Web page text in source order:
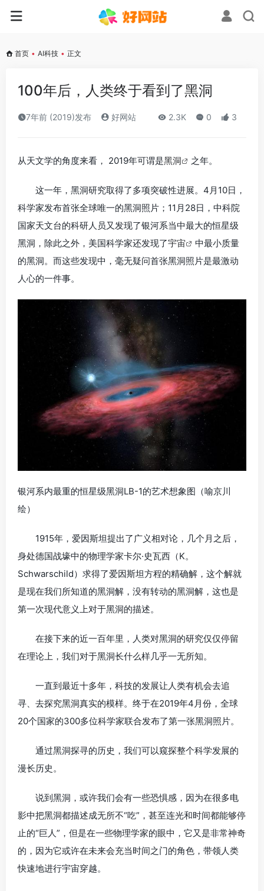
首页 • AI科技 • 正文
100年后，人类终于看到了黑洞
7年前 (2019)发布 好网站 2.3K 0 3
从天文学的角度来看， 2019年可谓是黑洞 之年。
这一年，黑洞研究取得了多项突破性进展。4月10日，
科学家发布首张全球唯一的黑洞照片；11月28日，中科院
国家天文台的科研人员又发现了银河系当中最大的恒星级
黑洞，除此之外，美国科学家还发现了宇宙
中最小质量
的黑洞。而这些发现中，毫无疑问首张黑洞照片是最激动
人心的一件事。
银河系内最重的恒星级黑洞LB-1的艺术想象图（喻京川
绘）
1915年，爱因斯坦提出了广义相对论，几个月之后，
身处德国战壕中的物理学家卡尔·史瓦西（K。
Schwarschild）求得了爱因斯坦方程的精确解，这个解就
是现在我们所知道的黑洞解，没有转动的黑洞解，这也是
第一次现代意义上对于黑洞的描述。
在接下来的近一百年里，人类对黑洞的研究仅仅停留
在理论上，我们对于黑洞长什么样几乎一无所知。
一直到最近十多年，科技的发展让人类有机会去追
寻、去探究黑洞真实的模样。终于在2019年4月份，全球
20个国家的300多位科学家联合发布了第一张黑洞照片。
通过黑洞探寻的历史，我们可以窥探整个科学发展的
漫长历史。
说到黑洞，或许我们会有一些恐惧感，因为在很多电
影中把黑洞都描述成无所不“吃”，甚至连光和时间都能够停
止的“巨人”，但是在一些物理学家的眼中，它又是非常神奇
的，因为它或许在未来会充当时间之门的角色，带领人类
快速地进行宇宙穿越。